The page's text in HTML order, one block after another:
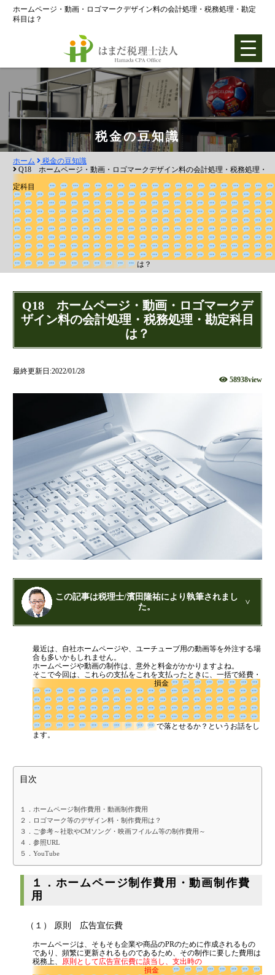
ホームページ・動画・ロゴマークデザイン料の会計処理・税務処理・勘定
科目は？
ホーム
各種支援業務
会社設立支援
会社設立0円プラン
株式会社設立
合同会社設立
財団法人設立
NPO法人設立
当事務所に依頼するメリット
経営革新計画取得支援
経営革新計画の内容
計画を立てることで見えてくるもの
承認のメリット
承認要件
留意事項
当税理士法人のサービス
資金調達支援
融資による資金調達について
金融機関の融資のポイント
融資を受けやすくする経営
VCによる資金調達
通常料金
創業3年目までの特別料金
他の税理士事務所からの切り替えの場合
ベンチャー企業応援パック
個人事業主のお客様
事務所案内
代表挨拶
神戸オフィス
大阪オフィス
事務所概要
アクセスマップ
代表プロフィール
スタッフプロフィール
税金の豆知識
ホーム
税金の豆知識
Q18 ホームページ・動画・ロゴマークデザイン料の会計処理・税務処理・
定科目
は？
Q18 ホームページ・動画・ロゴマークデ
ザイン料の会計処理・税務処理・勘定科目
は？
最終更新日:2022/01/28
58938view
この記事は税理士/濱田隆祐により執筆されまし
た。
はまだ税理士法人の代表税理士
近畿税理士会 神戸支部：登録番号121899
日本公認会計士協会 兵庫会：登録番号17074
1973年生まれ、大阪府豊中市出身
あずさ監査法人出身
クレアビズコンサルティング株式会社 ：代表取締役
YouTubeチャンネル：はまだ税理士法
人のちょっとお得な税金の豆知識
最近は、自社ホームページや、ユーチューブ用の動画等を外注する場
合も多いかもしれません。
ホームページや動画の制作は、意外と料金がかかりますよね。
そこで今回は、これらの支払をこれを支払ったときに、一括で経費・
損金
で落とせるか？とい
うお話をします。
目次
１．ホームページ制作費用・動画制作費用
２．ロゴマーク等のデザイン料・制作費用は？
３．ご参考～社歌やCMソング・映画フイルム等の制作費用～
４．参照URL
５．YouTube
１．ホームページ制作費用・動画制作費
用
（１） 原則 広告宣伝費
ホームページは、そもそも企業や商品のPRのために作成されるもの
であり、頻繁に更新されるものであるため、その制作に要した費用は
税務上、 原則として広告宣伝費に該当し、支出時の
損金